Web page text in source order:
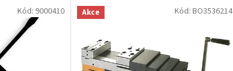
Kód: 9000410 Akce Kód: BO3536214